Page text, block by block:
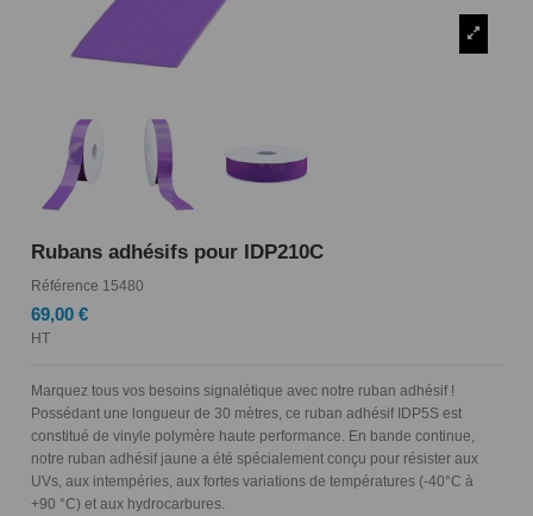
Rubans adhésifs pour IDP210C
Référence 15480
69,00 €
HT
Marquez tous vos besoins signalétique avec notre ruban adhésif !
Possédant une longueur de 30 mètres, ce ruban adhésif IDP5S est
constitué de vinyle polymère haute performance. En bande continue,
notre ruban adhésif jaune a été spécialement conçu pour résister aux
UVs, aux intempéries, aux fortes variations de températures (-40°C à
+90 °C) et aux hydrocarbures.